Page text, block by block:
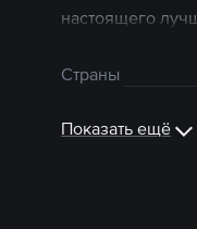
настоящего
Страны
Показать ещё